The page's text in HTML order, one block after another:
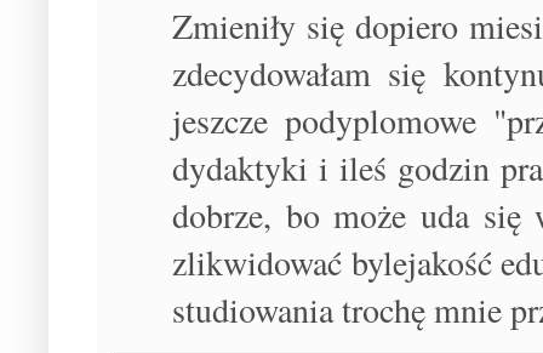
Zmieniły się dopiero
zdecydowałam się
jeszcze podyplomowe
dydaktyki i ileś godzin
dobrze, bo może uda
zlikwidować bylejakość
studiowania trochę mnie